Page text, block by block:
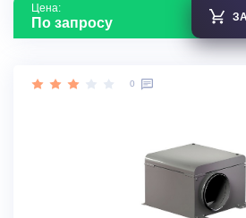
Цена:
По запросу
0